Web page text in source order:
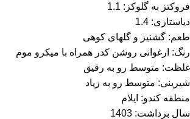
فروکتز به گلوکز: 1.1
دیاستازی: 1.4
طعم: گشنیز و گلهای کوهی
رنگ: ارغوانی روشن کدر همراه با میکرو موم
غلظت: متوسط رو به رقیق
شیرینی: متوسط رو به زیاد
منطقه کندو: ایلام
سال برداشت: 1403